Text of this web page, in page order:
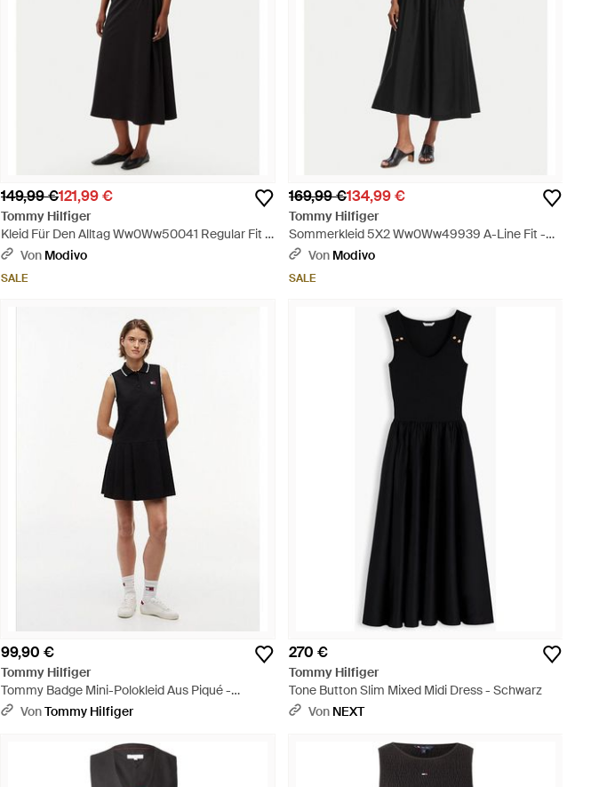
149,99 €121,99 €
Tommy Hilfiger
Kleid Für Den Alltag Ww0Ww50041 Regular Fit -
Schwarz
Von Modivo
SALE
169,99 €134,99 €
Tommy Hilfiger
Sommerkleid 5X2 Ww0Ww49939 A-Line Fit -
Schwarz
Von Modivo
SALE
99,90 €
Tommy Hilfiger
Tommy Badge Mini-Polokleid Aus Piqué -
Schwarz
VonTommy Hilfiger
270 €
Tommy Hilfiger
Tone Button Slim Mixed Midi Dress - Schwarz
Von NEXT